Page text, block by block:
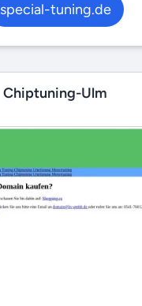
special-tuning.de
Chiptuning-Ulm